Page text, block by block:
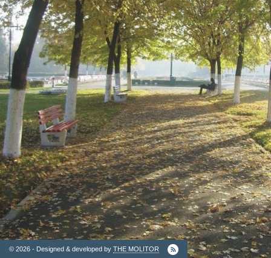
2. Finantatori
Ordinul
Arhitectilor
© 2026 - Designed & developed by THE MOLITOR